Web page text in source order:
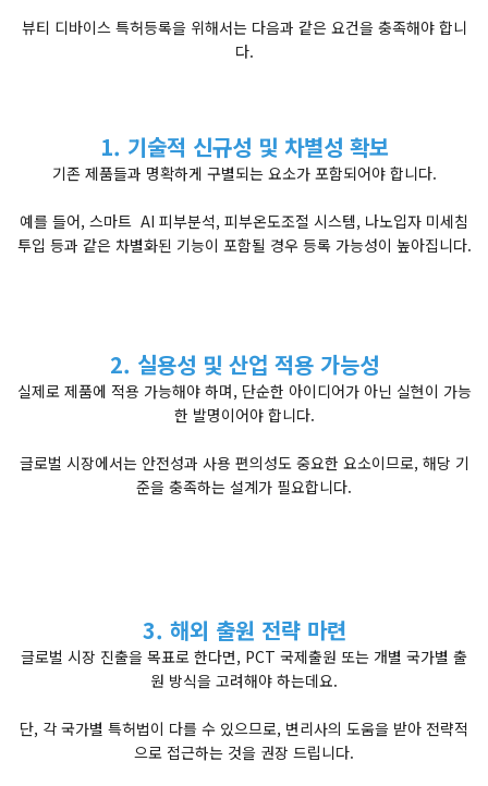
뷰티 디바이스 특허등록을 위해서는 다음과 같은 요건을 충족해야 합니
다.
1. 기술적 신규성 및 차별성 확보
기존 제품들과 명확하게 구별되는 요소가 포함되어야 합니다.
예를 들어, 스마트 AI 피부분석, 피부온도조절 시스템, 나노입자 미세침
투입 등과 같은 차별화된 기능이 포함될 경우 등록 가능성이 높아집니다.
2. 실용성 및 산업 적용 가능성
실제로 제품에 적용 가능해야 하며, 단순한 아이디어가 아닌 실현이 가능
한 발명이어야 합니다.
글로벌 시장에서는 안전성과 사용 편의성도 중요한 요소이므로, 해당 기
준을 충족하는 설계가 필요합니다.
3. 해외 출원 전략 마련
글로벌 시장 진출을 목표로 한다면, PCT 국제출원 또는 개별 국가별 출
원 방식을 고려해야 하는데요.
단, 각 국가별 특허법이 다를 수 있으므로, 변리사의 도움을 받아 전략적
으로 접근하는 것을 권장 드립니다.